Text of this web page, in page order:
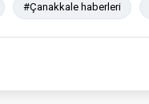
#Çanakkale haberleri